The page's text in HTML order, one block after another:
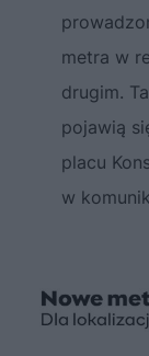
metra w
drugim.
pojawią
placu
w